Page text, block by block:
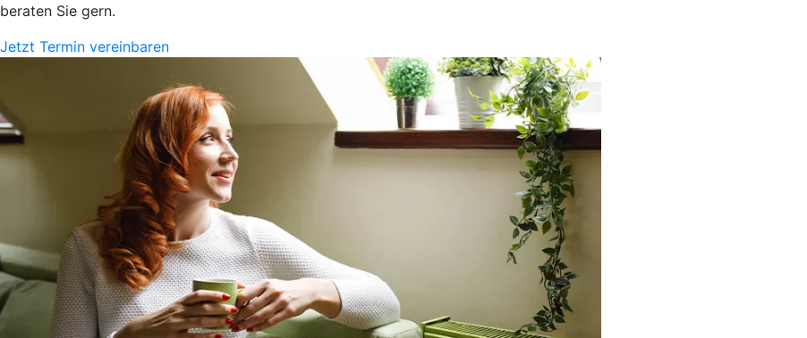
beraten Sie gern.
Jetzt Termin vereinbaren